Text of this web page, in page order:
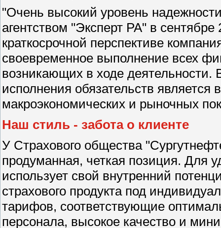
"Очень высокий уровень
агентством "Эксперт РА" в сентябре
краткосрочной перспективе
своевременное выполнение всех
возникающих в ходе деятельности.
исполнения обязательств является
макроэкономических и рыночных
Наш стиль - забота о клиенте
У Страхового общества
продуманная, четкая позиция. Для
использует свой внутренний
страхового продукта под
тарифов, соответствующие
персонала, высокое качество и